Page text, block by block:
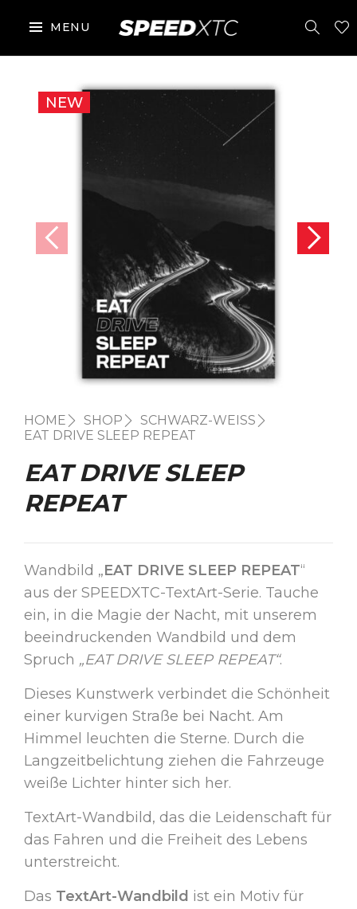
MENU
NEW
HOME SHOP
SCHWARZ-WEISS
EAT DRIVE SLEEP REPEAT
EAT DRIVE SLEEP
REPEAT
Wandbild „EAT DRIVE SLEEP REPEAT“
aus der SPEEDXTC-TextArt-Serie. Tauche
ein, in die Magie der Nacht, mit unserem
beeindruckenden Wandbild und dem
Spruch „EAT DRIVE SLEEP REPEAT“.
Dieses Kunstwerk verbindet die Schönheit
einer kurvigen Straße bei Nacht. Am
Himmel leuchten die Sterne. Durch die
Langzeitbelichtung ziehen die Fahrzeuge
weiße Lichter hinter sich her.
TextArt-Wandbild, das die Leidenschaft für
das Fahren und die Freiheit des Lebens
unterstreicht.
Das TextArt-Wandbild ist ein Motiv für